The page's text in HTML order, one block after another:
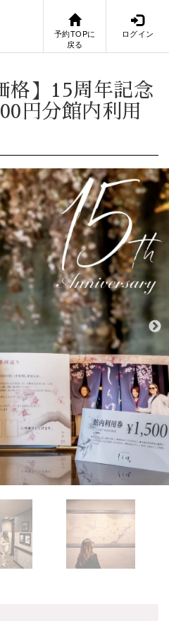
予約TOPに
戻る
ログイン
格】15周年記念
円分館内利用